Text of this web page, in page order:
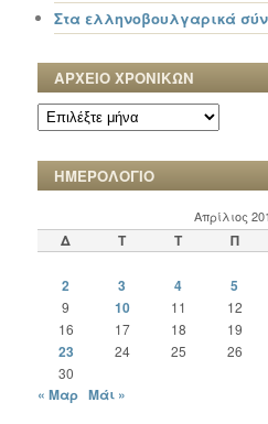
Στα ελληνοβουλγαρικά
ΑΡΧΕΙΟ ΧΡΟΝΙΚΩΝ
ΑΡΧΕΙΟ
ΧΡΟΝΙΚΩΝ
ΗΜΕΡΟΛΟΓΙΟ
Απρίλιος
Δ Τ Τ Π
2
3 4 5
9 10 11 12
16 17 18 19
23
24 25 26
30
« Μαρ Μάι »